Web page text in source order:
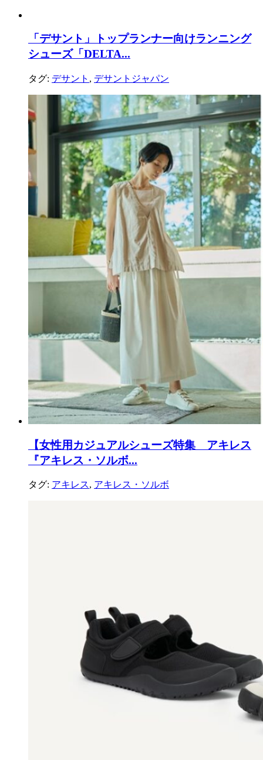
「デサント」トップランナー向けランニング
シューズ「DELTA...
タグ: デサント , デサントジャパン
【女性用カジュアルシューズ特集 アキレス
『アキレス・ソルボ...
タグ: アキレス, アキレス・ソルボ